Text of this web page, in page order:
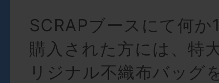
SCRAPブースにて何か
購入された方には、特
リジナル不織布バッグ